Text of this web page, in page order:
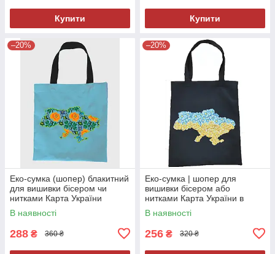
Купити Купити
–20%
Еко-сумка (шопер) блакитний
для вишивки бісером чи
нитками Карта України
В наявності
288 ₴ 360 ₴
–20%
Еко-сумка | шопер для
вишивки бісером або
нитками Карта України в
квітах
В наявності
256 ₴ 320 ₴